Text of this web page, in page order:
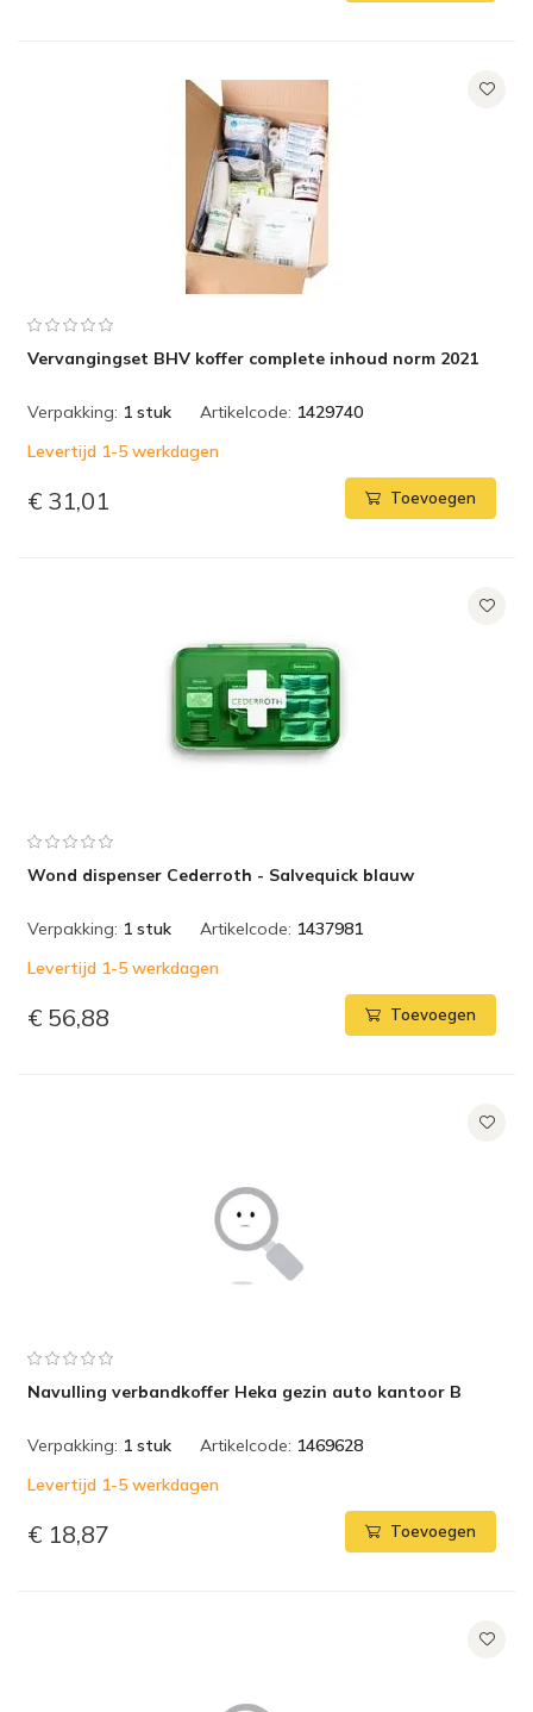
Vervangingset BHV koffer complete inhoud norm 2021
Verpakking: 1 stuk Artikelcode: 1429740
Levertijd 1-5 werkdagen
€ 31,01 Toevoegen
Wond dispenser Cederroth - Salvequick blauw
Verpakking: 1 stuk Artikelcode: 1437981
Levertijd 1-5 werkdagen
€ 56,88 Toevoegen
Navulling verbandkoffer Heka gezin auto kantoor B
Verpakking: 1 stuk Artikelcode: 1469628
Levertijd 1-5 werkdagen
€ 18,87 Toevoegen